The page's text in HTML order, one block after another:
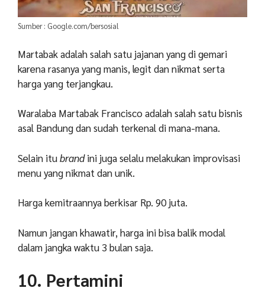
Sumber : Google.com/bersosial
Martabak adalah salah satu jajanan yang di gemari
karena rasanya yang manis, legit dan nikmat serta
harga yang terjangkau.
Waralaba Martabak Francisco adalah salah satu bisnis
asal Bandung dan sudah terkenal di mana-mana.
Selain itubrandini juga selalu melakukan improvisasi
menu yang nikmat dan unik.
Harga kemitraannya berkisar Rp. 90 juta.
Namun jangan khawatir, harga ini bisa balik modal
dalam jangka waktu 3 bulan saja.
10. Pertamini